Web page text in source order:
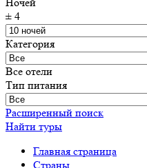
± 4
Категория
Все отели
Тип питания
Расширенный поиск
Найти туры
Главная страница
Cтраны